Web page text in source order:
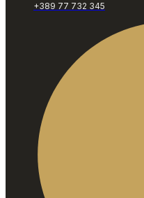
+389 77 732 345